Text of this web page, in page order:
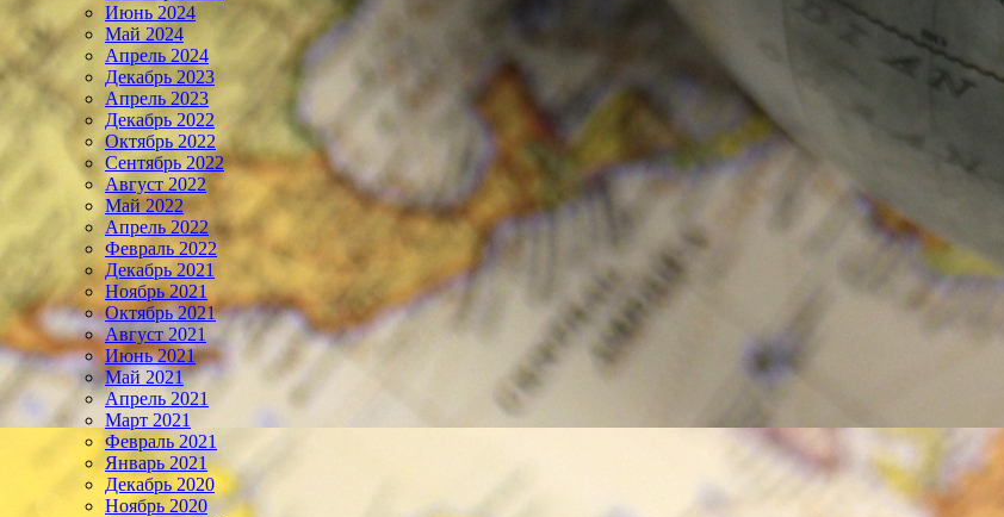
Июнь 2024
Май 2024
Апрель 2024
Декабрь 2023
Апрель 2023
Декабрь 2022
Октябрь 2022
Сентябрь 2022
Август 2022
Май 2022
Апрель 2022
Февраль 2022
Декабрь 2021
Ноябрь 2021
Октябрь 2021
Август 2021
Июнь 2021
Май 2021
Апрель 2021
Март 2021
Февраль 2021
Январь 2021
Декабрь 2020
Ноябрь 2020